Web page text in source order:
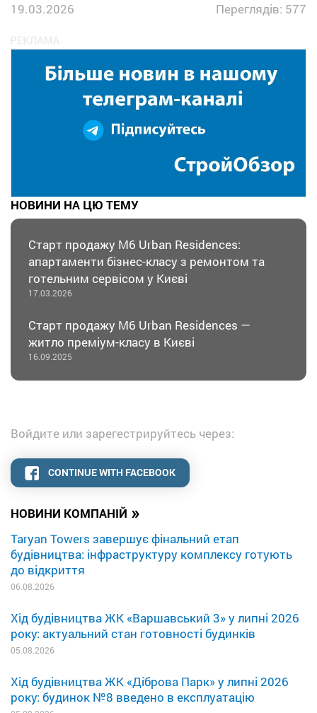
НОВИНИ КОМПАНІЙ »
Taryan Towers завершує фінальний етап
будівництва: інфраструктуру комплексу готують
до відкриття
06.08.2026
Хід будівництва ЖК «Варшавський 3» у липні 2026
року: актуальний стан готовності будинків
05.08.2026
Хід будівництва ЖК «Діброва Парк» у липні 2026
року: будинок №8 введено в експлуатацію
19.03.2026
Переглядів: 577
НОВИНИ НА ЦЮ ТЕМУ
Старт продажу M6 Urban Residences:
апартаменти бізнес-класу з ремонтом та
готельним сервісом у Києві
17.03.2026
Старт продажу М6 Urban Residences —
житло преміум-класу в Києві
16.09.2025
Войдите или зарегестрируйтесь через:
CONTINUE WITH FACEBOOK